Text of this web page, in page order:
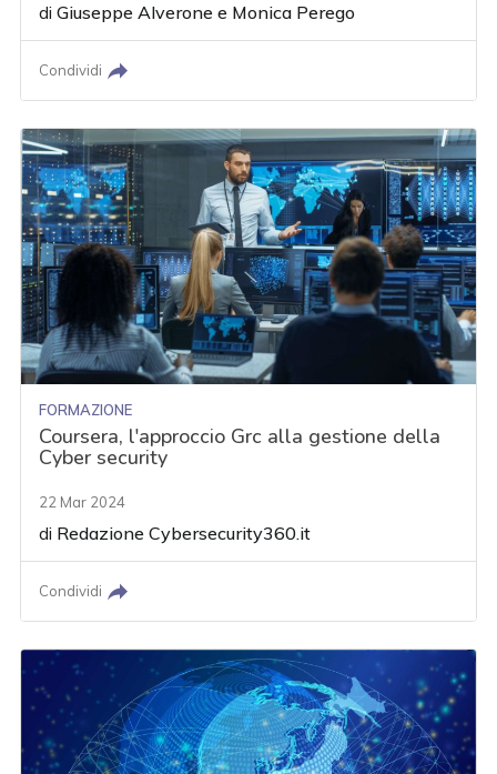
diGiuseppe Alverone e Monica Perego
Condividi
FORMAZIONE
Coursera, l'approccio Grc alla gestione della
Cyber security
22 Mar 2024
di Redazione Cybersecurity360.it
Condividi